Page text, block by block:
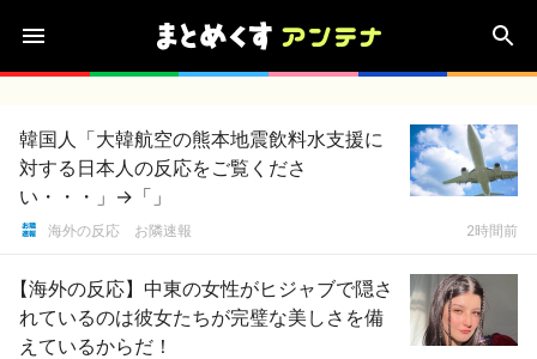
韓国人「大韓航空の熊本地震飲料水支援に
対する日本人の反応をご覧くださ
い・・・」→「」
海外の反応 お隣速報 2時間前
【海外の反応】中東の女性がヒジャブで隠さ
れているのは彼女たちが完璧な美しさを備
えているからだ！